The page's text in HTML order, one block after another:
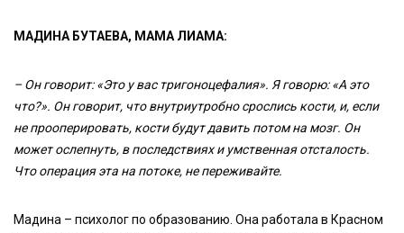
МАДИНА БУТАЕВА, МАМА ЛИАМА:
– Он говорит: «Это у вас тригоноцефалия». Я говорю: «А это
что?». Он говорит, что внутриутробно срослись кости, и, если
не прооперировать, кости будут давить потом на мозг. Он
может ослепнуть, в последствиях и умственная отсталость.
Что операция эта на потоке, не переживайте.
Мадина – психолог по образованию. Она работала в Красном